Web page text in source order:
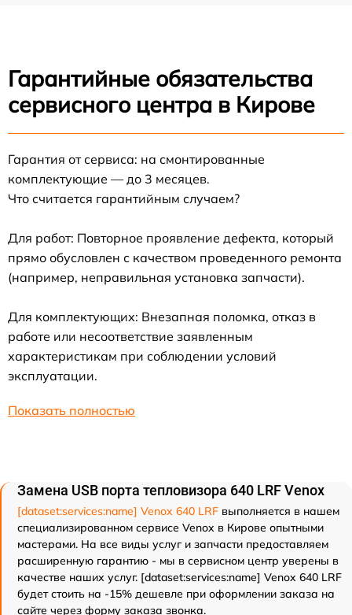
Гарантийные обязательства
сервисного центра в Кирове
Гарантия от сервиса: на смонтированные
комплектующие — до 3 месяцев.
Что считается гарантийным случаем?
Для работ: Повторное проявление дефекта, который
прямо обусловлен с качеством проведенного ремонта
(например, неправильная установка запчасти).
Для комплектующих: Внезапная поломка, отказ в
работе или несоответствие заявленным
характеристикам при соблюдении условий
эксплуатации.
Показать полностью
Замена USB порта тепловизора 640 LRF Venox
[dataset:services:name] Venox 640 LRF выполняется в нашем
специализированном сервисе Venox в Кирове опытными
мастерами. На все виды услуг и запчасти предоставляем
расширенную гарантию - мы в сервисном центр уверены в
качестве наших услуг. [dataset:services:name] Venox 640 LRF
будет стоить на -15% дешевле при оформлении заказа на
сайте через форму заказа звонка.